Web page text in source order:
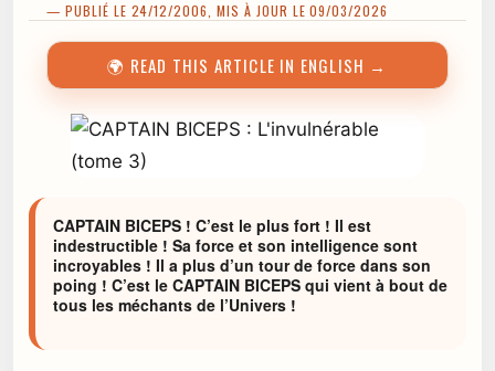
— PUBLIÉ LE 24/12/2006, MIS À JOUR LE 09/03/2026
🌍 READ THIS ARTICLE IN ENGLISH →
CAPTAIN BICEPS ! C’est le plus fort ! Il est
indestructible ! Sa force et son intelligence sont
incroyables ! Il a plus d’un tour de force dans son
poing ! C’est le CAPTAIN BICEPS qui vient à bout de
tous les méchants de l’Univers !